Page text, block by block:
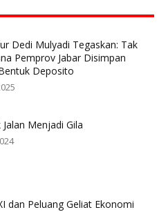
Dedi Mulyadi Tegaskan: Tak
Pemprov Jabar Disimpan
Deposito
Jalan Menjadi Gila
dan Peluang Geliat Ekonomi